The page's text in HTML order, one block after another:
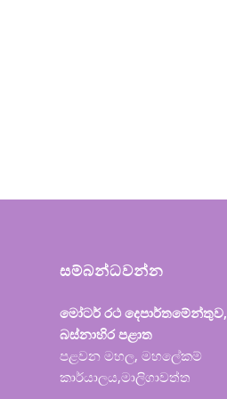
සම්බන්ධවන්න
මෝටර් රථ දෙපාර්තමේන්තුව,
බස්නාහිර පළාත
පළවන මහල, මහලේකම්
කාර්යාලය,මාලිගාවත්ත